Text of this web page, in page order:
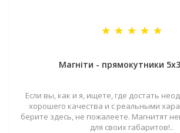
Магніти - прямокутники
Если вы, как и я, ищете, где достать
хорошего качества и с реальными
берите здесь, не пожалеете. Магнитят
для своих габаритов!..